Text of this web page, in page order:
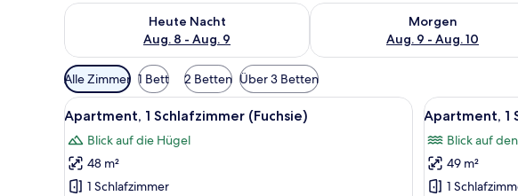
Heute Nacht
Aug. 8 - Aug. 9
Überprüfe die Verfügbarkeit für heute Nacht, Aug. 8 - Aug. 9.
Morgen
Aug. 9 - Aug. 10
Überprüfe die Verfügbarkeit für
Verfügbare
Filter
für
Zimmer
Alle Zimmer 1 Bett 2 Betten Über 3 Betten
Alle
Fotos
für
Apartment,
Apartment, 1 Schlafzimmer (Fuchsie) | Kostenloses
5
Apartment, 1 Schlafzimmer (Fuchsie)
Blick auf die Hügel
48 m²
1 Schlafzimmer
Alle
Fotos
für
Apartment,
7
Apartment, 1
Blick auf
49 m²
1